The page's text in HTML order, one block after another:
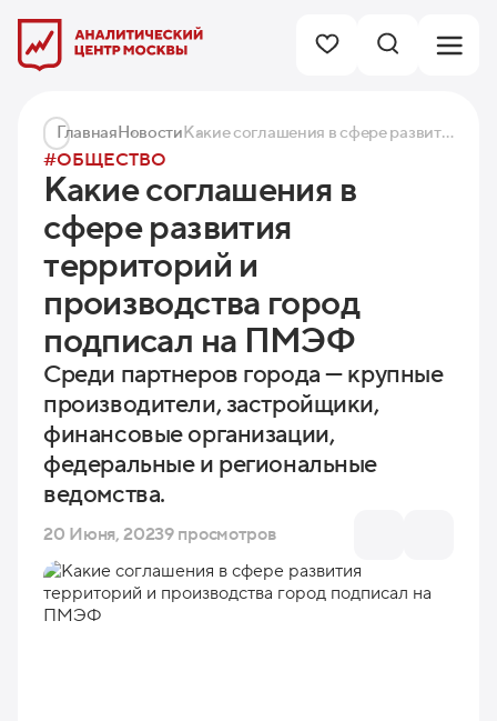
ГлавнаяНовости Какие соглашения в сфере развития территорий и производства город подписал на ПМЭФ
#ОБЩЕСТВО
Какие соглашения в
сфере развития
территорий и
производства город
подписал на ПМЭФ
Среди партнеров города — крупные
производители, застройщики,
финансовые организации,
федеральные и региональные
ведомства.
20 Июня, 20239 просмотров